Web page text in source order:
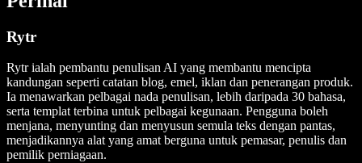
Rytr
Rytr ialah pembantu penulisan AI yang membantu mencipta
kandungan seperti catatan blog, emel, iklan dan penerangan produk.
Ia menawarkan pelbagai nada penulisan, lebih daripada 30 bahasa,
serta templat terbina untuk pelbagai kegunaan. Pengguna boleh
menjana, menyunting dan menyusun semula teks dengan pantas,
menjadikannya alat yang amat berguna untuk pemasar, penulis dan
pemilik perniagaan.